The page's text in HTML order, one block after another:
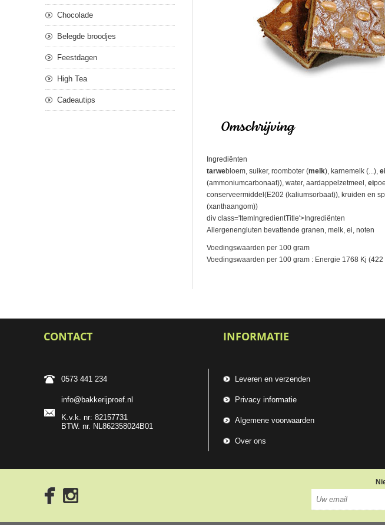
Omschrijving
Ingrediënten
tarwebloem, suiker, roomboter (melk), karnemelk (...), ei
(ammoniumcarbonaat)), water, aardappelzetmeel, ei
conserveermiddel(E202 (kaliumsorbaat)), kruiden en
(xanthaangom))
div class='ItemIngredientTitle'>Ingrediënten
Allergenengluten bevattende granen, melk, ei, noten
Voedingswaarden per 100 gram
Voedingswaarden per 100 gram : Energie 1768 Kj
Chocolade
Belegde broodjes
Feestdagen
High Tea
Cadeautips
CONTACT
0573 441 234
info@bakkerijproef.nl
K.v.k. nr: 82157731
BTW. nr. NL862358024B01
INFORMATIE
Leveren en verzenden
Privacy informatie
Algemene voorwaarden
Over ons